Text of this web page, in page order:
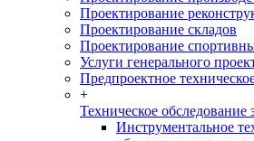
Проектирование
Проектирование складов
Проектирование
Услуги генерального
Предпроектное
+
Техническое
Инструментальное